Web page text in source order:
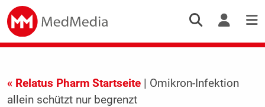
« Relatus Pharm Startseite| Omikron-Infektion
allein schützt nur begrenzt